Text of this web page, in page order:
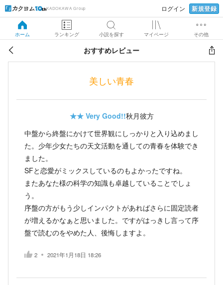
KADOKAWA Group ログイン 新規登録
ホーム ランキング 小説を探す マイページ その他
おすすめレビュー
美しい青春
★★ Very Good!!秋月彼方
中盤から終盤にかけて世界観にしっかりと入り込めまし
た。少年少女たちの天文活動を通しての青春を体験でき
ました。
SFと恋愛がミックスしているのもよかったですね。
またあなた様の科学の知識も卓越していることでしょ
う。
序盤の方がもう少しインパクトがあればさらに固定読者
が増えるかなぁと思いました。ですがはっきし言って序
盤で読むのをやめた人、後悔しますよ。
2 2021年1月18日 18:26